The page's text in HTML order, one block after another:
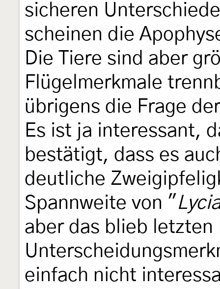
sicheren
scheinen die
Die Tiere sind aber
Flügelmerkmale
übrigens die Frage
Es ist ja interessant,
bestätigt, dass es
deutliche
Spannweite von "
aber das blieb letzten
einfach nicht